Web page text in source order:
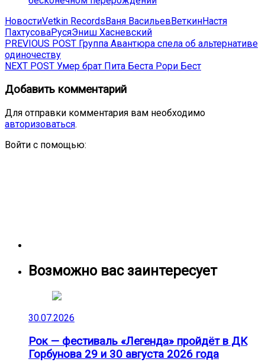
НовостиVetkin RecordsВаня ВасильевВеткинНастя
ПахтусоваРусяЭниш Хасневский
Навигация
по
PREVIOUS POST Previous
Группа Авантюра спела об альтернативе
одиночеству
NEXT POST Next
Умер брат Пита Беста Рори Бест
Добавить комментарий
Для отправки комментария вам необходимо
авторизоваться.
Войти с помощью:
Возможно вас заинтересует
30.07.2026
Рок — фестиваль «Легенда» пройдёт в ДК
Горбунова 29 и 30 августа 2026 года